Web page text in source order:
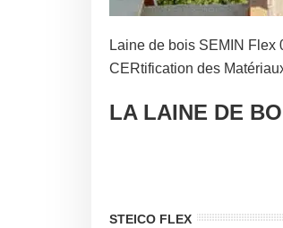
Laine de bois SEMIN Flex
CERtification des
LA LAINE DE
STEICO FLEX